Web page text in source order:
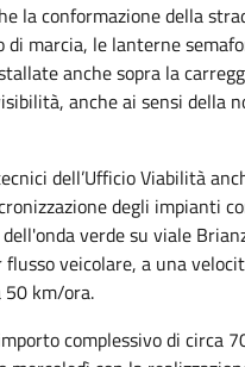
la conformazione della
di marcia, le lanterne
anche sopra la
anche ai sensi della
dell’Ufficio Viabilità
degli impianti
verde su viale
veicolare, a una
km/ora.
complessivo di circa